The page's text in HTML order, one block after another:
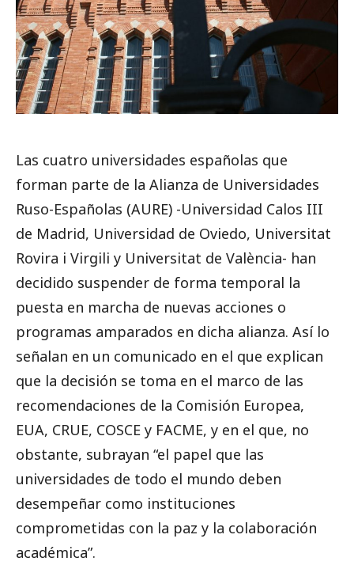
Las cuatro universidades españolas que
forman parte de la Alianza de Universidades
Ruso-Españolas (AURE) -Universidad Calos III
de Madrid, Universidad de Oviedo, Universitat
Rovira i Virgili y Universitat de València- han
decidido suspender de forma temporal la
puesta en marcha de nuevas acciones o
programas amparados en dicha alianza. Así lo
señalan en un comunicado en el que explican
que la decisión se toma en el marco de las
recomendaciones de la Comisión Europea,
EUA, CRUE, COSCE y FACME, y en el que, no
obstante, subrayan “el papel que las
universidades de todo el mundo deben
desempeñar como instituciones
comprometidas con la paz y la colaboración
académica”.